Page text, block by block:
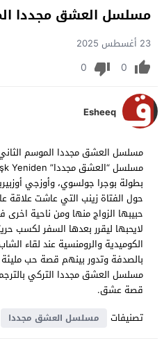
مسلسل العشق مجددا
23 أغسطس 2025
0
0
Esheeq
بطولة بوجرا جولسوي، وأوزجي
حول الفتاة زينب التي عاشت
حبيبها الزواج منها ومن ناحية اخرى
لايحبها ليقرر بعدها السفر لكسب
الكوميدية والرومنسية عند لقاء
مسلسل العشق مجددا التركي
قصة عشق.
تصنيفات
مسلسل العشق مجددا